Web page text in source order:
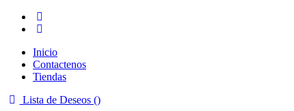
Inicio
Contactenos
Tiendas
Lista de Deseos ()